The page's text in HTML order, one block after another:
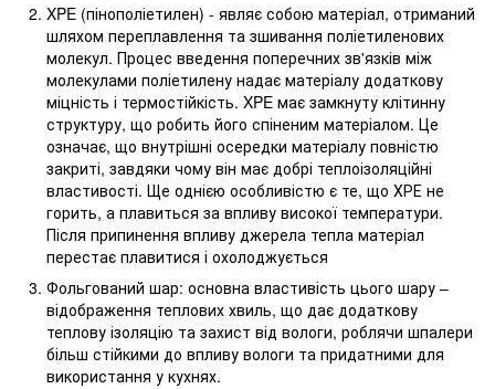
XPE (пінополіетилен) - являє собою матеріал, отриманий
шляхом переплавлення та зшивання поліетиленових
молекул. Процес введення поперечних зв'язків між
молекулами поліетилену надає матеріалу додаткову
міцність і термостійкість. XPE має замкнуту клітинну
структуру, що робить його спіненим матеріалом. Це
означає, що внутрішні осередки матеріалу повністю
закриті, завдяки чому він має добрі теплоізоляційні
властивості. Ще однією особливістю є те, що ХРЕ не
горить, а плавиться за впливу високої температури.
Після припинення впливу джерела тепла матеріал
перестає плавитися і охолоджується
Фольгований шар: основна властивість цього шару –
відображення теплових хвиль, що дає додаткову
теплову ізоляцію та захист від вологи, роблячи шпалери
більш стійкими до впливу вологи та придатними для
використання у кухнях.